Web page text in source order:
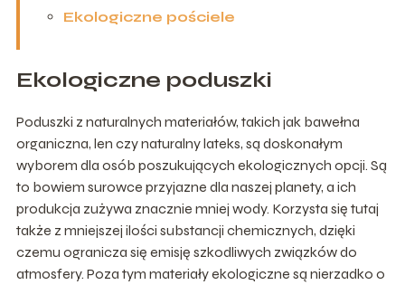
Ekologiczne pościele
Ekologiczne poduszki
Poduszki z naturalnych materiałów, takich jak bawełna
organiczna, len czy naturalny lateks, są doskonałym
wyborem dla osób poszukujących ekologicznych opcji. Są
to bowiem surowce przyjazne dla naszej planety, a ich
produkcja zużywa znacznie mniej wody. Korzysta się tutaj
także z mniejszej ilości substancji chemicznych, dzięki
czemu ogranicza się emisję szkodliwych związków do
atmosfery. Poza tym materiały ekologiczne są nierzadko o